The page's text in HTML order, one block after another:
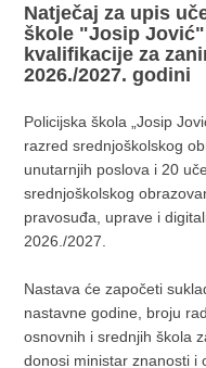
Natječaj za upis
škole "Josip
kvalifikacije za
2026./2027. godini
Policijska škola „Josip
razred srednjoškolskog
unutarnjih poslova i 20
srednjoškolskog
pravosuđa, uprave i
2026./2027.
Nastava će započeti
nastavne godine, broju
osnovnih i srednjih škola
donosi ministar znanosti i